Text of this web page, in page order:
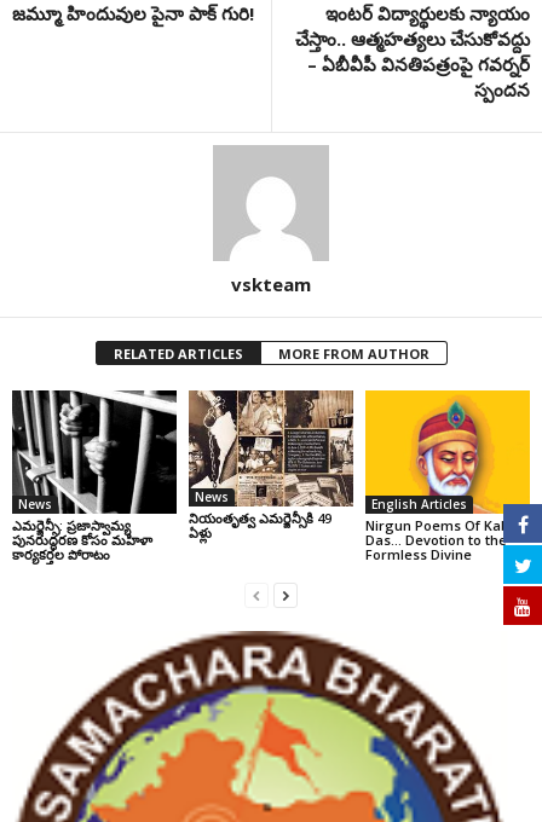
జమ్మూ హిందువుల పైనా పాక్‌ గురి!
ఇంటర్ విద్యార్థులకు న్యాయం
చేస్తాం.. ఆత్మహత్యలు చేసుకోవద్దు
– ఏబీవీపీ వినతిపత్రంపై గవర్నర్
స్పందన
vskteam
RELATED ARTICLES MORE FROM AUTHOR
News
ఎమర్జెన్సీ: ప్రజాస్వామ్య
పునరుద్ధరణ కోసం మహిళా
కార్యకర్తల పోరాటం
News
నియంతృత్వ ఎమర్జెన్సీకి 49
ఏళ్లు
English Articles
Nirgun Poems Of Kabir
Das… Devotion to the
Formless Divine